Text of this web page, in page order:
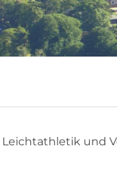
und